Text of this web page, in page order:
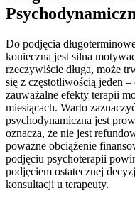
Do podjęcia
konieczna jest silna
rzeczywiście długa, może
się z częstotliwością jeden
zauważalne efekty terapii
miesiącach. Warto
psychodynamiczna jest
oznacza, że nie jest
poważne obciążenie
podjęciu psychoterapii
podjęciem ostatecznej
konsultacji u terapeuty.